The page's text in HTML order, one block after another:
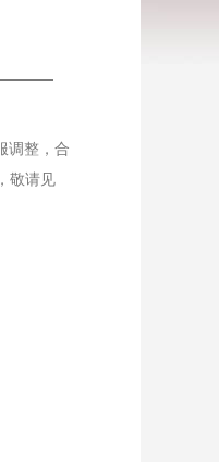
调整，合
敬请见